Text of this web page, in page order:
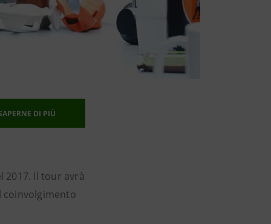
DI PIÙ
2017. Il tour avrà
coinvolgimento